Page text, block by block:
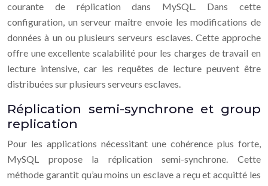
courante de réplication dans MySQL. Dans cette
configuration, un serveur maître envoie les modifications de
données à un ou plusieurs serveurs esclaves. Cette approche
offre une excellente scalabilité pour les charges de travail en
lecture intensive, car les requêtes de lecture peuvent être
distribuées sur plusieurs serveurs esclaves.
Réplication semi-synchrone et group
replication
Pour les applications nécessitant une cohérence plus forte,
MySQL propose la réplication semi-synchrone. Cette
méthode garantit qu’au moins un esclave a reçu et acquitté les